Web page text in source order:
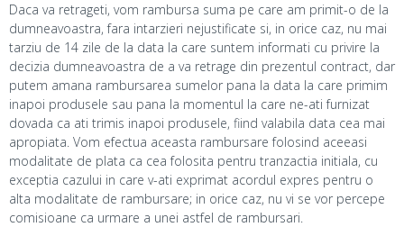
Daca va retrageti, vom rambursa suma pe care am primit-o de la
dumneavoastra, fara intarzieri nejustificate si, in orice caz, nu mai
tarziu de 14 zile de la data la care suntem informati cu privire la
decizia dumneavoastra de a va retrage din prezentul contract, dar
putem amana rambursarea sumelor pana la data la care primim
inapoi produsele sau pana la momentul la care ne-ati furnizat
dovada ca ati trimis inapoi produsele, fiind valabila data cea mai
apropiata. Vom efectua aceasta rambursare folosind aceeasi
modalitate de plata ca cea folosita pentru tranzactia initiala, cu
exceptia cazului in care v-ati exprimat acordul expres pentru o
alta modalitate de rambursare; in orice caz, nu vi se vor percepe
comisioane ca urmare a unei astfel de rambursari.